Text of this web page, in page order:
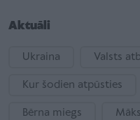
Aktuāli
Ukraina Valsts
Kur šodien atpūsties
Bērna miegs